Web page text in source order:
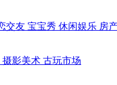
交友 宝宝秀 休闲娱乐 房
摄影美术 古玩市场